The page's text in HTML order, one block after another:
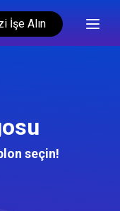
İşe Alın
seçin!